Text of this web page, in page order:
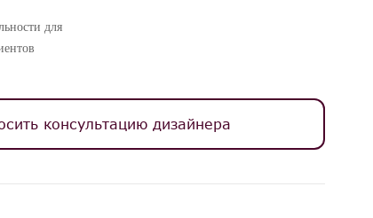
для
консультацию дизайнера